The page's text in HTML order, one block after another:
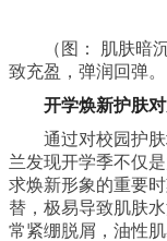
（图： 肌肤暗
致充盈，弹润回弹。
开学焕新护肤对
通过对校园护
兰发现开学季不仅
求焕新形象的重要
替，极易导致肌肤
常紧绷脱屑，油性